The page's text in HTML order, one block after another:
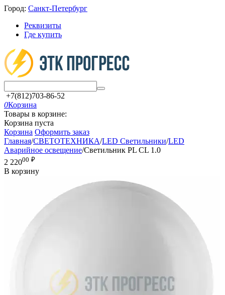
Город: Санкт-Петербург
Реквизиты
Где купить
+7(812)703-86-52
0Корзина
Товары в корзине:
Корзина пуста
Корзина Оформить заказ
Главная/СВЕТОТЕХНИКА/LED Светильники/LED
Аварийное освещение/Светильник PL CL 1.0
2 22000 ₽
В корзину